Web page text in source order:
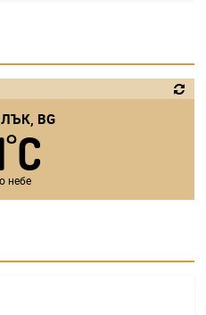
BG
°C
небе